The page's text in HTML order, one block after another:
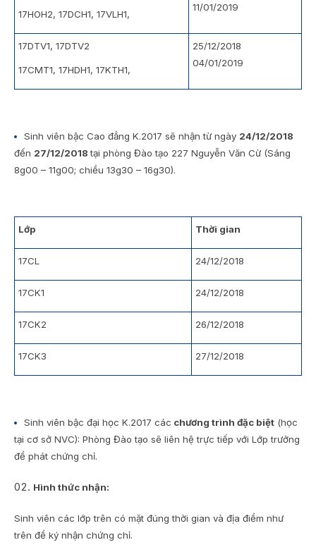
17HOH2, 17DCH1, 17VLH1,
11/01/2019
17DTV1, 17DTV2
17CMT1, 17HDH1, 17KTH1,
25/12/2018
04/01/2019
Sinh viên bậc Cao đẳng K.2017 sẽ nhận từ ngày 24/12/2018
đến 27/12/2018tại phòng Đào tạo 227 Nguyễn Văn Cừ (Sáng
8g00 – 11g00; chiều 13g30 – 16g30).
Lớp Thời gian
17CL 24/12/2018
17CK1 24/12/2018
17CK2 26/12/2018
17CK3 27/12/2018
Sinh viên bậc đại học K.2017 các chương trình đặc biệt (học
tại cơ sở NVC): Phòng Đào tạo sẽ liên hệ trực tiếp với Lớp trưởng
để phát chứng chỉ.
Hình thức nhận:
Sinh viên các lớp trên có mặt đúng thời gian và địa điểm như
trên để ký nhận chứng chỉ.